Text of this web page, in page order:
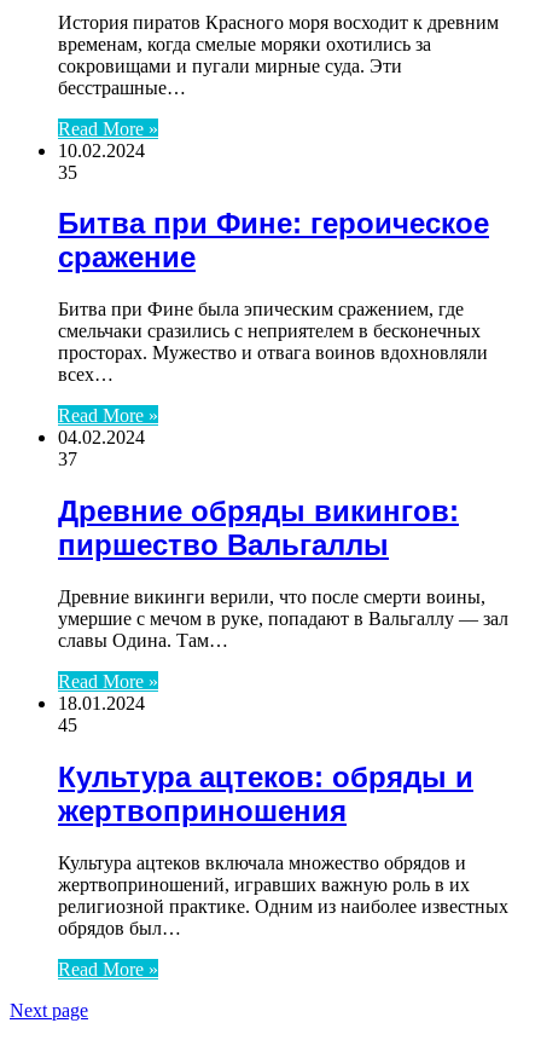
История пиратов Красного моря восходит к древним
временам, когда смелые моряки охотились за
сокровищами и пугали мирные суда. Эти
бесстрашные…
Read More »
10.02.2024
35
Битва при Фине: героическое
сражение
Битва при Фине была эпическим сражением, где
смельчаки сразились с неприятелем в бесконечных
просторах. Мужество и отвага воинов вдохновляли
всех…
Read More »
04.02.2024
37
Древние обряды викингов:
пиршество Вальгаллы
Древние викинги верили, что после смерти воины,
умершие с мечом в руке, попадают в Вальгаллу — зал
славы Одина. Там…
Read More »
18.01.2024
45
Культура ацтеков: обряды и
жертвоприношения
Культура ацтеков включала множество обрядов и
жертвоприношений, игравших важную роль в их
религиозной практике. Одним из наиболее известных
обрядов был…
Read More »
Next page